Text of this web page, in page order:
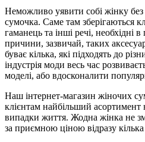
Неможливо уявити собі жінку без
сумочка. Саме там зберігаються
гаманець та інші речі, необхідні
причини, зазвичай, таких
буває кілька, які підходять до
індустрія моди весь час
моделі, або вдосконалити
Наш інтернет-магазин жіночих
клієнтам найбільший асортимент
випадки життя. Жодна жінка не
за приємною ціною відразу